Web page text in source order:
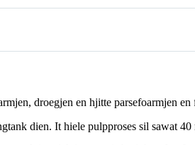
droegjen en hjitte parsefoarmjen
dien. It hiele pulpproses sil sawat